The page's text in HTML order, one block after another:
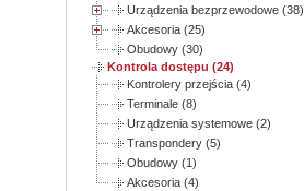
Urządzenia bezprzewodowe (38)
Akcesoria (25)
Obudowy (30)
Kontrola dostępu (24)
Kontrolery przejścia (4)
Terminale (8)
Urządzenia systemowe (2)
Transpondery (5)
Obudowy (1)
Akcesoria (4)